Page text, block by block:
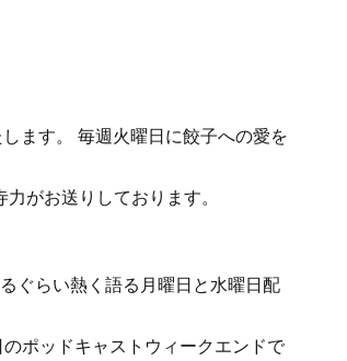
ます。 毎週火曜日に餃子への愛を
がお送りしております。
ぐらい熱く語る月曜日と水曜日配
ポッドキャストウィークエンドで